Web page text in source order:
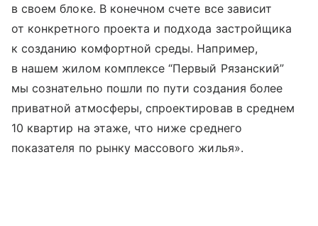
в своем блоке. В конечном счете все зависит
от конкретного проекта и подхода застройщика
к созданию комфортной среды. Например,
в нашем жилом комплексе “Первый Рязанский”
мы сознательно пошли по пути создания более
приватной атмосферы, спроектировав в среднем
10 квартир на этаже, что ниже среднего
показателя по рынку массового жилья».